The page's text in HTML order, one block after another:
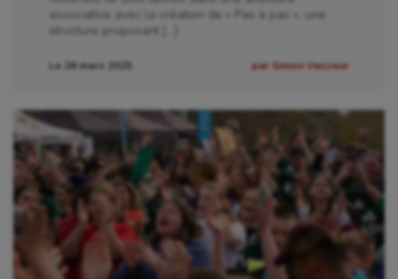
associative avec la création de « Pas à pas », une
structure proposant […]
Le 26 mars 2025 par Simon Vasseur